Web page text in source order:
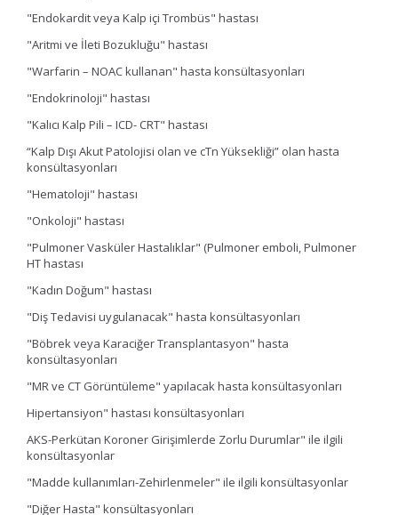
"Endokardit veya Kalp içi Trombüs" hastası
"Aritmi ve İleti Bozukluğu" hastası
"Warfarin – NOAC kullanan" hasta konsültasyonları
"Endokrinoloji" hastası
"Kalıcı Kalp Pili – ICD- CRT" hastası
“Kalp Dışı Akut Patolojisi olan ve cTn Yüksekliği” olan hasta
konsültasyonları
"Hematoloji" hastası
"Onkoloji" hastası
"Pulmoner Vasküler Hastalıklar" (Pulmoner emboli, Pulmoner
HT hastası
"Kadın Doğum" hastası
"Diş Tedavisi uygulanacak" hasta konsültasyonları
"Böbrek veya Karaciğer Transplantasyon" hasta
konsültasyonları
"MR ve CT Görüntüleme" yapılacak hasta konsültasyonları
Hipertansiyon" hastası konsültasyonları
AKS-Perkütan Koroner Girişimlerde Zorlu Durumlar" ile ilgili
konsültasyonlar
"Madde kullanımları-Zehirlenmeler" ile ilgili konsültasyonlar
"Diğer Hasta" konsültasyonları